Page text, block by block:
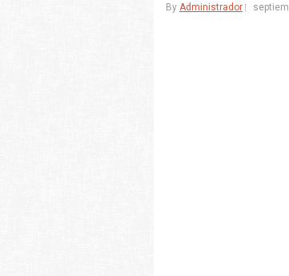
By Administrador